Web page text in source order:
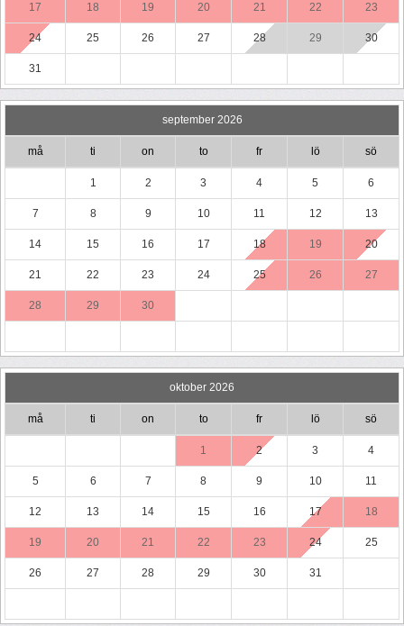
17 18 19 20 21 22 23
24 25 26 27 28 29 30
31
september 2026
må ti on to fr lö sö
1 2 3 4 5 6
7 8 9 10 11 12 13
14 15 16 17 18 19 20
21 22 23 24 25 26 27
28 29 30
oktober 2026
må ti on to fr lö sö
1 2 3 4
5 6 7 8 9 10 11
12 13 14 15 16 17 18
19 20 21 22 23 24 25
26 27 28 29 30 31